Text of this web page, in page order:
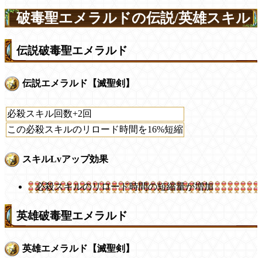
破毒聖エメラルドの伝説/英雄スキル
伝説破毒聖エメラルド
伝説エメラルド【滅聖剣】
必殺スキル回数+2回
この必殺スキルのリロード時間を16%短縮
スキルLvアップ効果
必殺スキルのリロード時間の短縮量が増加
英雄破毒聖エメラルド
英雄エメラルド【滅聖剣】